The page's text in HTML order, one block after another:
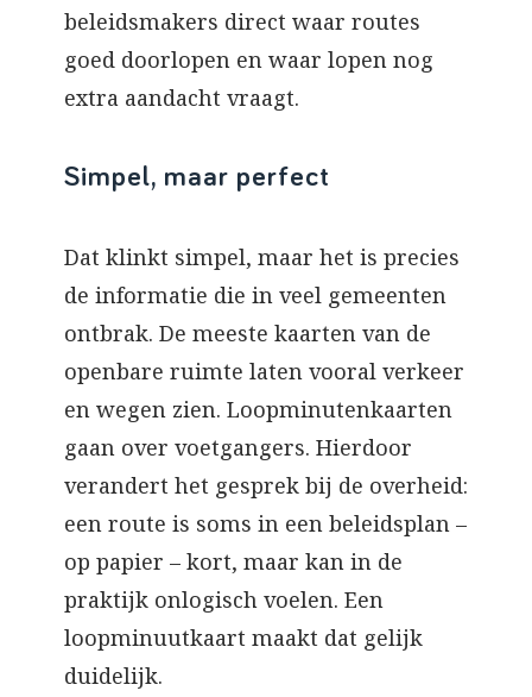
beleidsmakers direct waar routes
goed doorlopen en waar lopen nog
extra aandacht vraagt.
Simpel, maar perfect
Dat klinkt simpel, maar het is precies
de informatie die in veel gemeenten
ontbrak. De meeste kaarten van de
openbare ruimte laten vooral verkeer
en wegen zien. Loopminutenkaarten
gaan over voetgangers. Hierdoor
verandert het gesprek bij de overheid:
een route is soms in een beleidsplan –
op papier – kort, maar kan in de
praktijk onlogisch voelen. Een
loopminuutkaart maakt dat gelijk
duidelijk.